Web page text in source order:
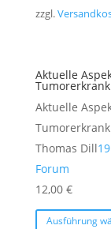
zzgl.
Aktuelle
Aktuelle
Thomas Dill
Forum
12,00 €
Ausführung